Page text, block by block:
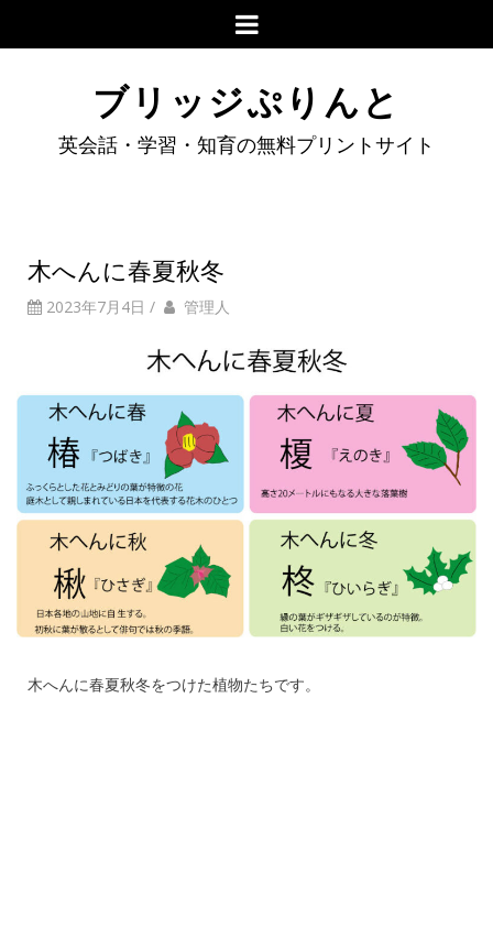
ブリッジぷりんと
英会話・学習・知育の無料プリントサイト
木へんに春夏秋冬
2023年7月4日 / 管理人
木へんに春夏秋冬をつけた植物たちです。